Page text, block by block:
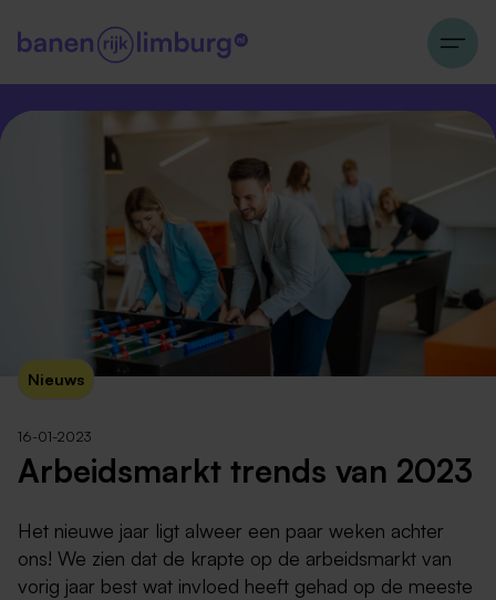
Nieuws
16-01-2023
Arbeidsmarkt trends van 2023
Het nieuwe jaar ligt alweer een paar weken achter
ons! We zien dat de krapte op de arbeidsmarkt van
vorig jaar best wat invloed heeft gehad op de meeste